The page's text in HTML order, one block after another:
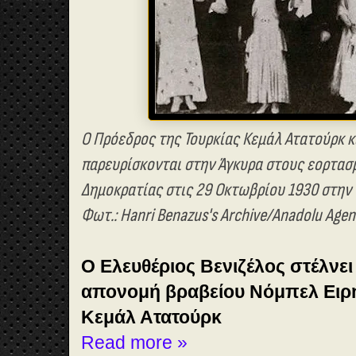
Ο Πρόεδρος της Τουρκίας Κεμάλ Ατατούρκ
παρευρίσκονται στην Άγκυρα στους
Δημοκρατίας στις 29 Οκτωβρίου 1930
Φωτ.: Hanri Benazus's Archive/Anadolu
Ο Ελευθέριος Βενιζέλος
απονομή βραβείου Νόμπελ
Κεμάλ Ατατούρκ
Read more »